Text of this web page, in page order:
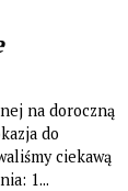
na doroczną
do
ciekawą
1...